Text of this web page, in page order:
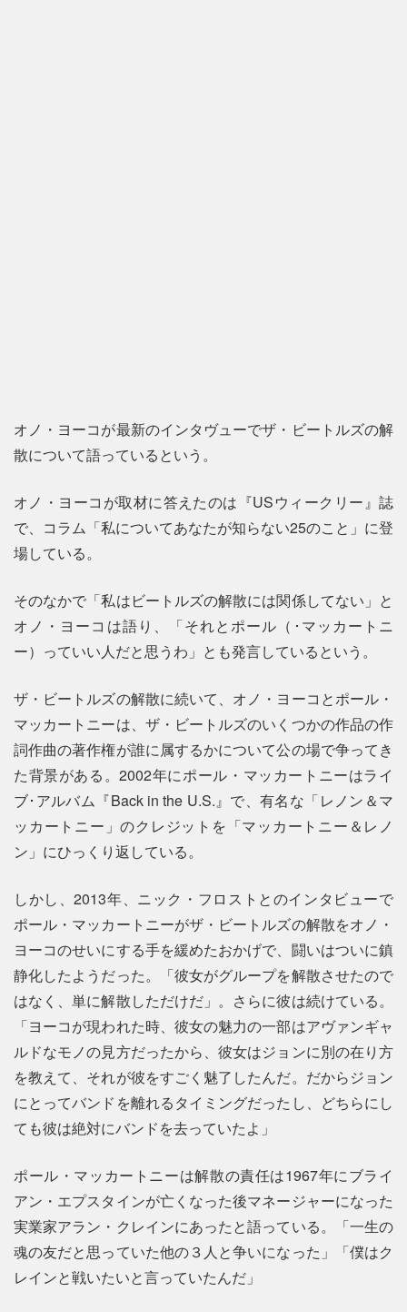
オノ・ヨーコが最新のインタヴューでザ・ビートルズの解
散について語っているという。
オノ・ヨーコが取材に答えたのは『USウィークリー』誌
で、コラム「私についてあなたが知らない25のこと」に登
場している。
そのなかで「私はビートルズの解散には関係してない」と
オノ・ヨーコは語り、「それとポール（･マッカートニ
ー）っていい人だと思うわ」とも発言しているという。
ザ・ビートルズの解散に続いて、オノ・ヨーコとポール・
マッカートニーは、ザ・ビートルズのいくつかの作品の作
詞作曲の著作権が誰に属するかについて公の場で争ってき
た背景がある。2002年にポール・マッカートニーはライ
ブ･アルバム『Back in the U.S.』で、有名な「レノン＆マ
ッカートニー」のクレジットを「マッカートニー＆レノ
ン」にひっくり返している。
しかし、2013年、ニック・フロストとのインタビューで
ポール・マッカートニーがザ・ビートルズの解散をオノ・
ヨーコのせいにする手を緩めたおかげで、闘いはついに鎮
静化したようだった。「彼女がグループを解散させたので
はなく、単に解散しただけだ」。さらに彼は続けている。
「ヨーコが現われた時、彼女の魅力の一部はアヴァンギャ
ルドなモノの見方だったから、彼女はジョンに別の在り方
を教えて、それが彼をすごく魅了したんだ。だからジョン
にとってバンドを離れるタイミングだったし、どちらにし
ても彼は絶対にバンドを去っていたよ」
ポール・マッカートニーは解散の責任は1967年にブライ
アン・エプスタインが亡くなった後マネージャーになった
実業家アラン・クレインにあったと語っている。「一生の
魂の友だと思っていた他の３人と争いになった」「僕はク
レインと戦いたいと言っていたんだ」